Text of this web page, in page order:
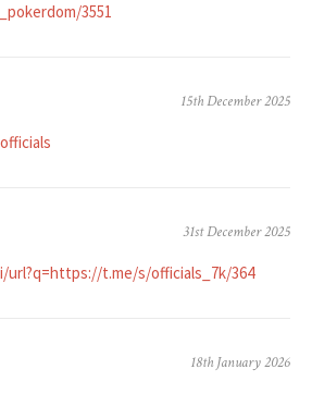
3551
15th December 2025
31st December 2025
url?q=https://t.me/s/officials_7k/364
18th January 2026